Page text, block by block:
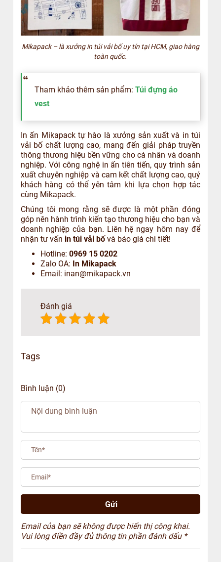
Mikapack – là xưởng in túi vải bố uy tín tại HCM, giao hàng
toàn quốc.
Tham khảo thêm sản phẩm: Túi đựng áo
vest
In ấn Mikapack tự hào là xưởng sản xuất và in túi
vải bố chất lượng cao, mang đến giải pháp truyền
thông thương hiệu bền vững cho cá nhân và doanh
nghiệp. Với công nghệ in ấn tiên tiến, quy trình sản
xuất chuyên nghiệp và cam kết chất lượng cao, quý
khách hàng có thể yên tâm khi lựa chọn hợp tác
cùng Mikapack.
Chúng tôi mong rằng sẽ được là một phần đóng
góp nên hành trình kiến tạo thương hiệu cho bạn và
doanh nghiệp của bạn. Liên hệ ngay hôm nay để
nhận tư vấn in túi vải bốvà báo giá chi tiết!
Hotline: 0969 15 0202
Zalo OA: In Mikapack
Email: inan@mikapack.vn
Đánh giá
Tags
Bình luận (0)
Email của bạn sẽ không được hiển thị công khai.
Vui lòng điền đầy đủ thông tin phần đánh dấu *